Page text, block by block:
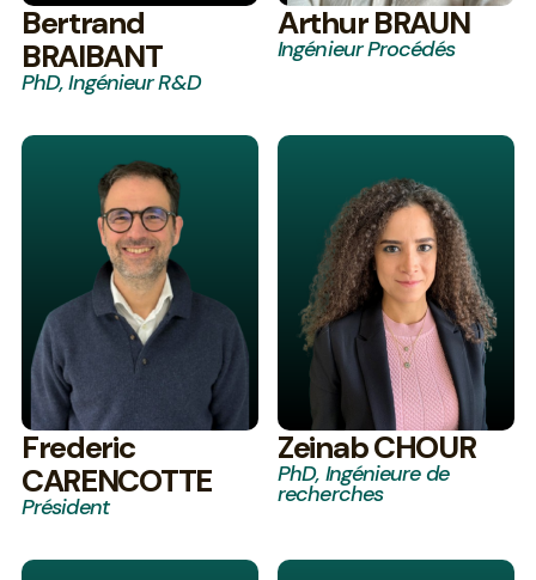
Bertrand
BRAIBANT
PhD, Ingénieur R&D
Arthur BRAUN
Ingénieur Procédés
Frederic
CARENCOTTE
Président
Zeinab CHOUR
PhD, Ingénieure de
recherches